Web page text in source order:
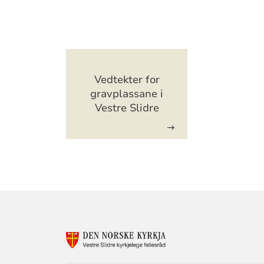
Vedtekter for
gravplassane i
Vestre Slidre